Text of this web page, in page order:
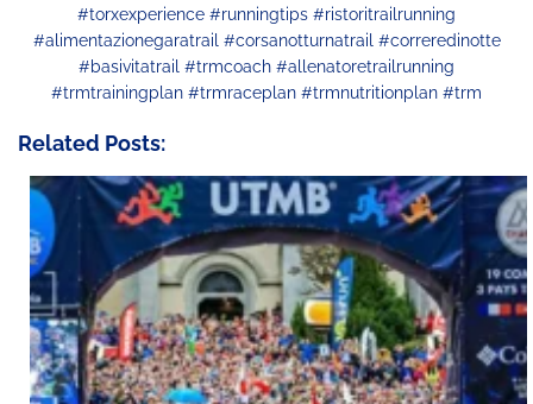
#torxexperience #runningtips #ristoritrailrunning
#alimentazionegaratrail #corsanotturnatrail #correredinotte
#basivitatrail #trmcoach #allenatoretrailrunning
#trmtrainingplan #trmraceplan #trmnutritionplan #trm
Related Posts: